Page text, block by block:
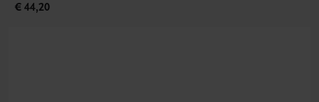
€ 44,20